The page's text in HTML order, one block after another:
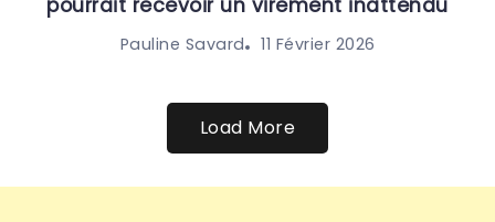
pourrait recevoir un virement inattendu
Pauline Savard 11 Février 2026
Load More